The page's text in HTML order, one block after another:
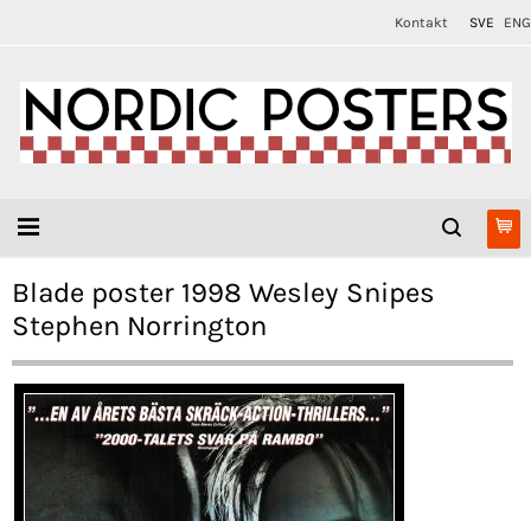
Kontakt SVE ENG
Blade poster 1998 Wesley Snipes
Stephen Norrington